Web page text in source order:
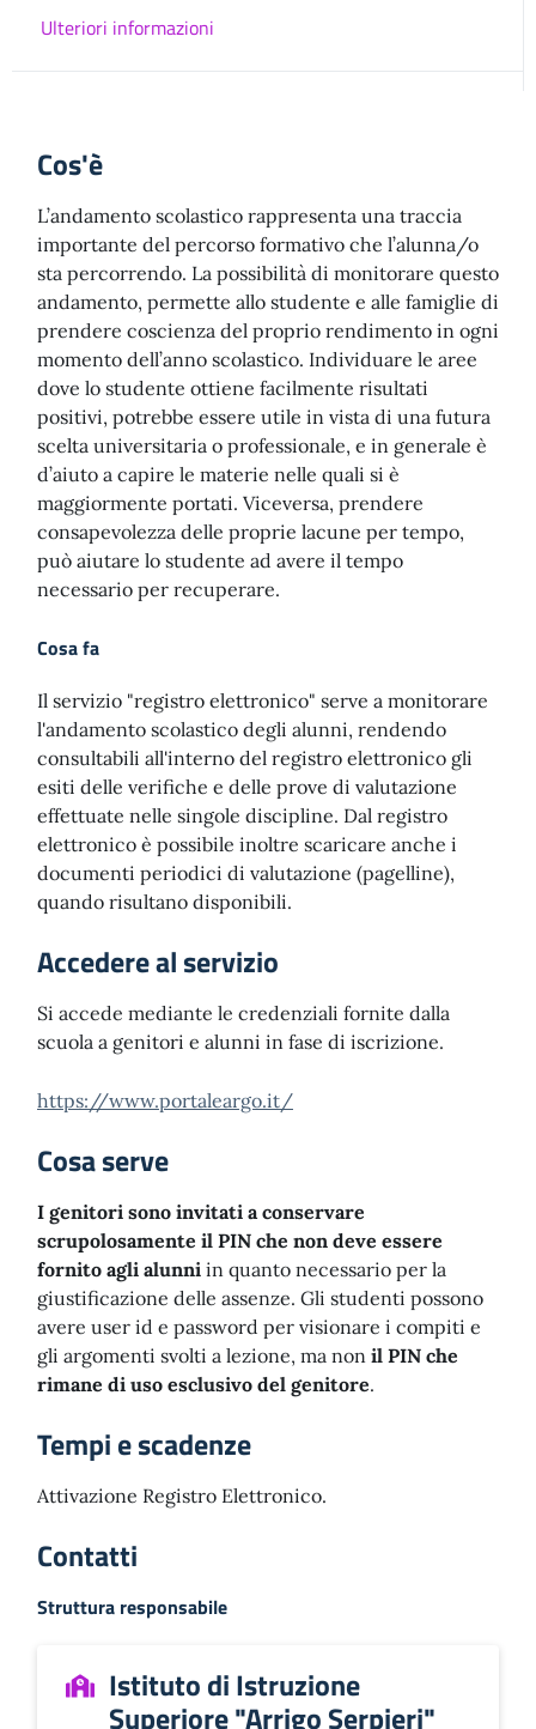
Ulteriori informazioni
Cos'è
L’andamento scolastico rappresenta una traccia
importante del percorso formativo che l’alunna/o
sta percorrendo. La possibilità di monitorare questo
andamento, permette allo studente e alle famiglie di
prendere coscienza del proprio rendimento in ogni
momento dell’anno scolastico. Individuare le aree
dove lo studente ottiene facilmente risultati
positivi, potrebbe essere utile in vista di una futura
scelta universitaria o professionale, e in generale è
d’aiuto a capire le materie nelle quali si è
maggiormente portati. Viceversa, prendere
consapevolezza delle proprie lacune per tempo,
può aiutare lo studente ad avere il tempo
necessario per recuperare.
Cosa fa
Il servizio "registro elettronico" serve a monitorare
l'andamento scolastico degli alunni, rendendo
consultabili all'interno del registro elettronico gli
esiti delle verifiche e delle prove di valutazione
effettuate nelle singole discipline. Dal registro
elettronico è possibile inoltre scaricare anche i
documenti periodici di valutazione (pagelline),
quando risultano disponibili.
Accedere al servizio
Si accede mediante le credenziali fornite dalla
scuola a genitori e alunni in fase di iscrizione.
https://www.portaleargo.it/
Cosa serve
I genitori sono invitati a conservare
scrupolosamente il PIN che non deve essere
fornito agli alunni in quanto necessario per la
giustificazione delle assenze. Gli studenti possono
avere user id e password per visionare i compiti e
gli argomenti svolti a lezione, ma non il PIN che
rimane di uso esclusivo del genitore.
Tempi e scadenze
Attivazione Registro Elettronico.
Contatti
Struttura responsabile
Istituto di Istruzione
Superiore "Arrigo Serpieri"